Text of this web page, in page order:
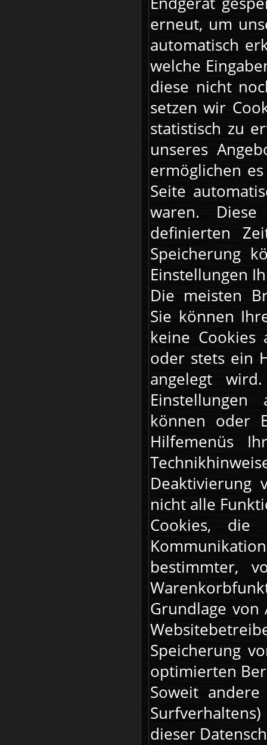
erneut, um
automatisch
welche
diese nicht
setzen wir
statistisch zu
unseres
ermöglichen
Seite
waren.
definierten
Speicherung
Einstellungen
Die meisten
Sie können
keine Cookies
oder stets ein
angelegt
können oder
Hilfemenüs
Deaktivierung
nicht alle
Cookies, die
bestimmter,
Grundlage von
Speicherung
optimierten
Soweit
dieser